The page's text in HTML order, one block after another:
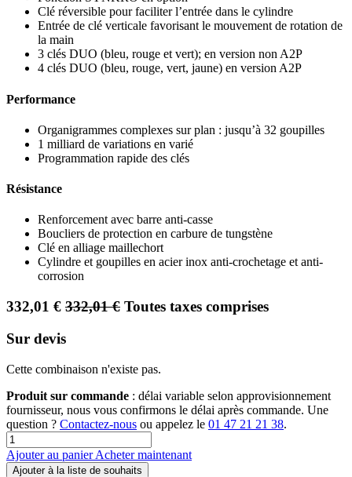
Clé réversible pour faciliter l’entrée dans le cylindre
Entrée de clé verticale favorisant le mouvement de rotation de
la main
3 clés DUO (bleu, rouge et vert); en version non A2P
4 clés DUO (bleu, rouge, vert, jaune) en version A2P
Performance
Organigrammes complexes sur plan : jusqu’à 32 goupilles
1 milliard de variations en varié
Programmation rapide des clés
Résistance
Renforcement avec barre anti-casse
Boucliers de protection en carbure de tungstène
Clé en alliage maillechort
Cylindre et goupilles en acier inox anti-crochetage et anti-
corrosion
332,01 € 332,01€ Toutes taxes comprises
Sur devis
Cette combinaison n'existe pas.
Produit sur commande : délai variable selon approvisionnement
fournisseur, nous vous confirmons le délai après commande. Une
question ? Contactez-nous ou appelez le 01 47 21 21 38.
Ajouter au panierAcheter maintenant
Ajouter à la liste de souhaits